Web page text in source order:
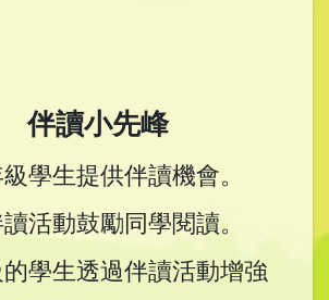
伴讀小先峰
學生提供伴讀機會。
活動鼓勵同學閱讀。
學生透過伴讀活動增強